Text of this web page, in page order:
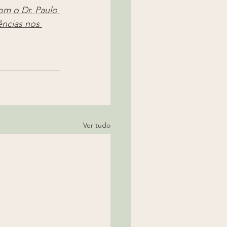
o Dr. Paulo
nos
Ver tudo